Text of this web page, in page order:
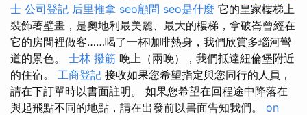
士 公司登記 后里推拿 seo顧問 seo是什麼 它的皇家樓梯上
裝飾著壁畫，是奧地利最美麗、最大的樓梯，拿破崙曾經在
它的房間裡做客……喝了一杯咖啡熱身，我們欣賞多瑙河彎
道的景色。 士林 撥筋 晚上（兩晚），我們抵達紐倫堡附近
的住宿。 工商登記 接收如果您希望指定與您同行的人員，
請在下訂單時以書面註明。 如果您希望在回程途中降落在
與起飛點不同的地點，請在出發前以書面告知我們。 on